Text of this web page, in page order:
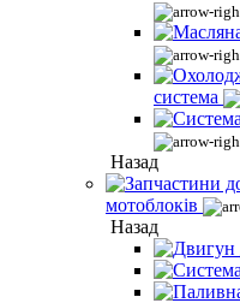
система
Назад
мотоблоків
Назад